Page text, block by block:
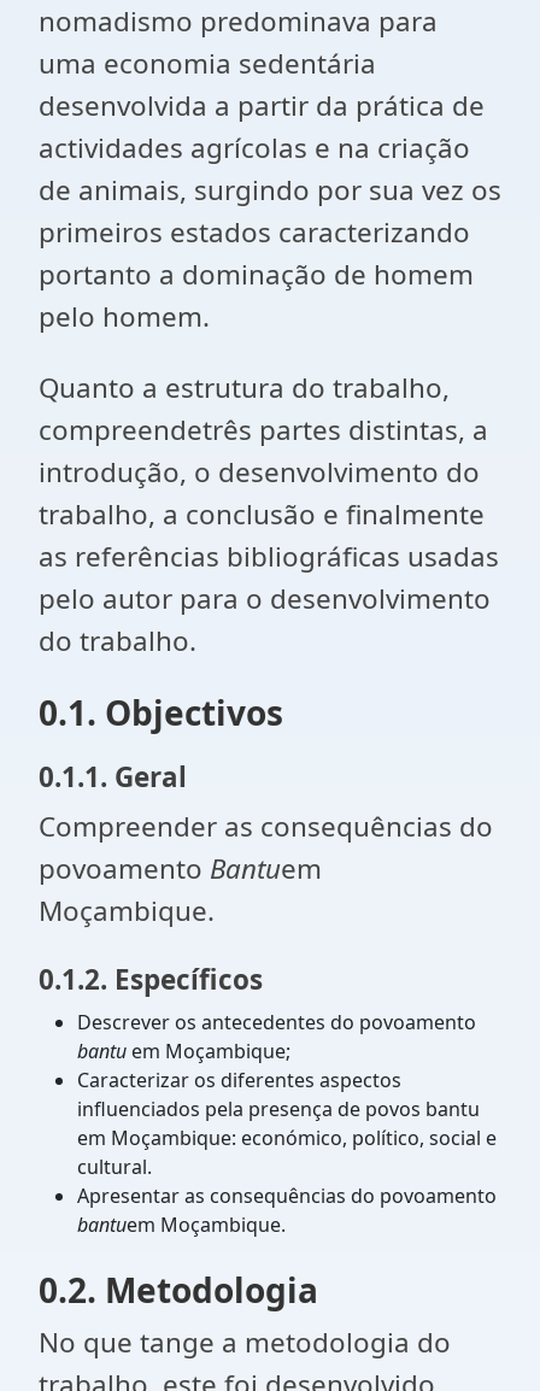
nomadismo predominava para
uma economia sedentária
desenvolvida a partir da prática de
actividades agrícolas e na criação
de animais, surgindo por sua vez os
primeiros estados caracterizando
portanto a dominação de homem
pelo homem.
Quanto a estrutura do trabalho,
compreendetrês partes distintas, a
introdução, o desenvolvimento do
trabalho, a conclusão e finalmente
as referências bibliográficas usadas
pelo autor para o desenvolvimento
do trabalho.
0.1. Objectivos
0.1.1. Geral
Compreender as consequências do
povoamento Bantuem
Moçambique.
0.1.2. Específicos
Descrever os antecedentes do povoamento
bantu em Moçambique;
Caracterizar os diferentes aspectos
influenciados pela presença de povos bantu
em Moçambique: económico, político, social e
cultural.
Apresentar as consequências do povoamento
bantuem Moçambique.
0.2. Metodologia
No que tange a metodologia do